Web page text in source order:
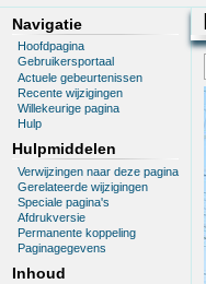
Navigatie
Hoofdpagina
Gebruikersportaal
Actuele gebeurtenissen
Recente wijzigingen
Willekeurige pagina
Hulp
Hulpmiddelen
Verwijzingen naar deze pagina
Gerelateerde wijzigingen
Speciale pagina's
Afdrukversie
Permanente koppeling
Paginagegevens
Inhoud